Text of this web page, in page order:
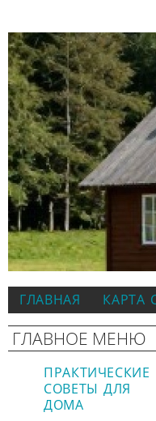
ГЛАВНАЯ КАРТА
ГЛАВНОЕ МЕНЮ
ПРАКТИЧЕСКИЕ
СОВЕТЫ ДЛЯ
ДОМА